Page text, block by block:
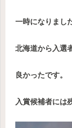
一時になりまし
北海道から入選
良かったです。
入賞候補者には